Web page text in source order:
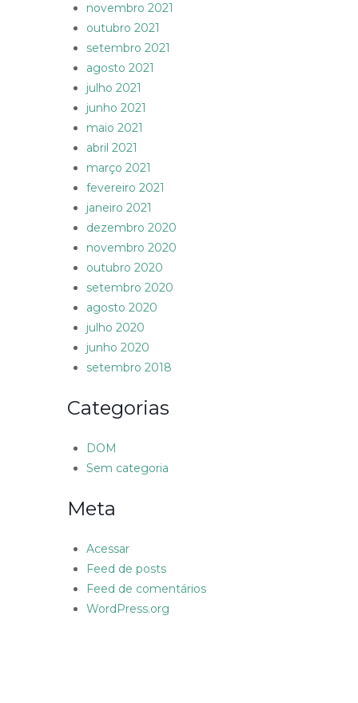
novembro 2021
outubro 2021
setembro 2021
agosto 2021
julho 2021
junho 2021
maio 2021
abril 2021
março 2021
fevereiro 2021
janeiro 2021
dezembro 2020
novembro 2020
outubro 2020
setembro 2020
agosto 2020
julho 2020
junho 2020
setembro 2018
Categorias
DOM
Sem categoria
Meta
Acessar
Feed de posts
Feed de comentários
WordPress.org